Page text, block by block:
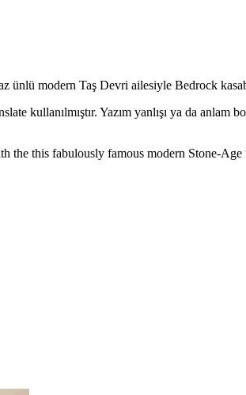
ünlü modern Taş Devri ailesiyle Bedrock
kullanılmıştır. Yazım yanlışı ya da
the this fabulously famous modern Stone-